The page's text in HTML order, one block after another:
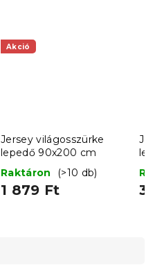
Akció
Jersey világosszürke
lepedő 90x200 cm
Raktáron
(>10 db)
1 879 Ft 3